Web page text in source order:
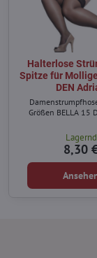
Halterlose
Spitze für
DEN
Größen BELLA 15
Lagernd
8,30